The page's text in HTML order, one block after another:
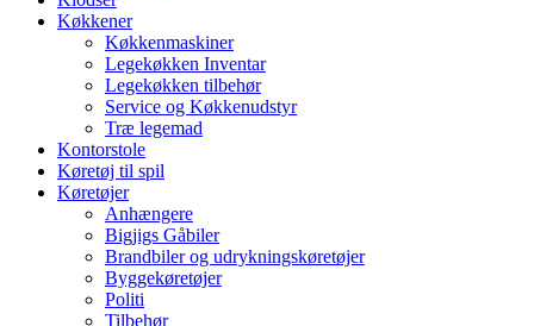
Køkkener
Køkkenmaskiner
Legekøkken Inventar
Legekøkken tilbehør
Service og Køkkenudstyr
Træ legemad
Kontorstole
Køretøj til spil
Køretøjer
Anhængere
Bigjigs Gåbiler
Brandbiler og udrykningskøretøjer
Byggekøretøjer
Politi
Tilbehør